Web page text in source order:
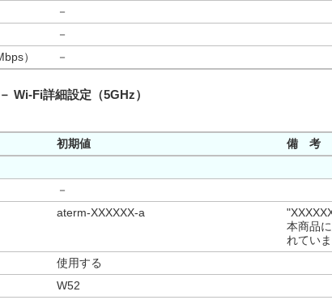
－
－
）
－
Wi-Fi詳細設定（5GHz）
初期値
備 考
－
aterm-XXXXXX-a
本商品
れていま
使用する
W52